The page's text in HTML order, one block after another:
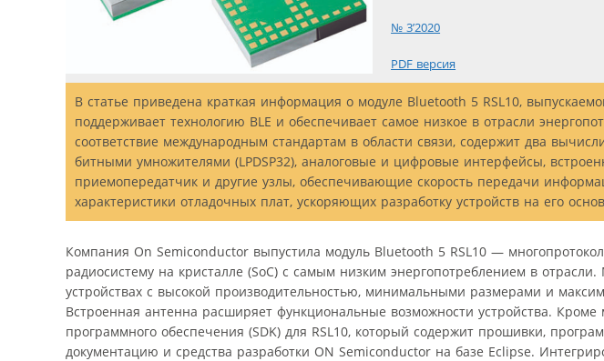
№ 3’2020
PDF версия
В статье приведена краткая информация о модуле Bluetooth 5 RSL10,
поддерживает технологию BLE и обеспечивает самое низкое в отрасли
соответствие международным стандартам в области связи, содержит два
битными умножителями (LPDSP32), аналоговые и цифровые интерфейсы,
приемопередатчик и другие узлы, обеспечивающие скорость передачи
характеристики отладочных плат, ускоряющих разработку устройств на его
Компания On Semiconductor выпустила модуль Bluetooth 5 RSL10 —
радиосистему на кристалле (SoC) с самым низким энергопотреблением в
устройствах с высокой производительностью, минимальными размерами и
Встроенная антенна расширяет функциональные возможности устройства. Кроме
программного обеспечения (SDK) для RSL10, который содержит прошивки,
документацию и средства разработки ON Semiconductor на базе Eclipse.